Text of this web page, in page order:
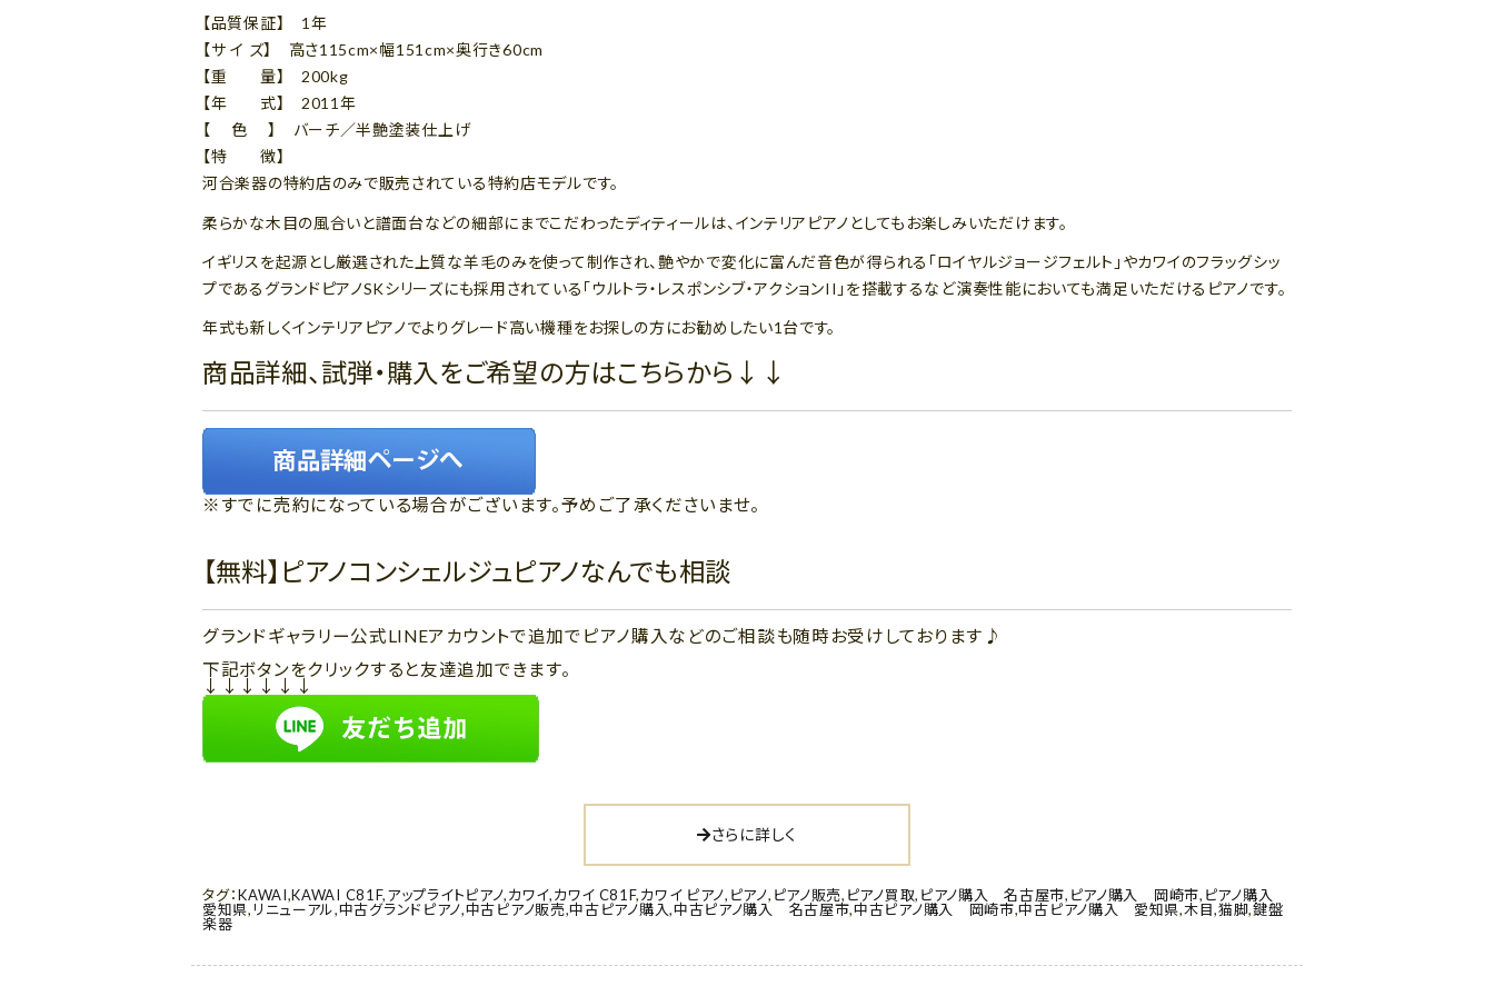
【品質保証】 1年
【サ イ ズ】 高さ115cm×幅151cm×奥行き60cm
【重 量】 200kg
【年 式】 2011年
【 色 】 バーチ／半艶塗装仕上げ
【特 徴】
河合楽器の特約店のみで販売されている特約店モデルです。
柔らかな木目の風合いと譜面台などの細部にまでこだわったディティールは、インテリアピアノとしてもお楽しみいただけます。
イギリスを起源とし厳選された上質な羊毛のみを使って制作され、艶やかで変化に富んだ音色が得られる「ロイヤルジョージフェルト」やカワイのフラッグシッ
プであるグランドピアノSKシリーズにも採用されている「ウルトラ・レスポンシブ・アクションII」を搭載するなど演奏性能においても満足いただけるピアノです。
年式も新しくインテリアピアノでよりグレード高い機種をお探しの方にお勧めしたい1台です。
商品詳細、試弾・購入をご希望の方はこちらから↓↓
※すでに売約になっている場合がございます。予めご了承くださいませ。
【無料】ピアノコンシェルジュピアノなんでも相談
グランドギャラリー公式LINEアカウントで追加でピアノ購入などのご相談も随時お受けしております♪
下記ボタンをクリックすると友達追加できます。
↓↓↓↓↓↓
さらに詳しく
タグ：KAWAI,KAWAI C81F,アップライトピアノ,カワイ,カワイ C81F,カワイ ピアノ, ピアノ, ピアノ販売, ピアノ買取, ピアノ購入 名古屋市, ピアノ購入 岡崎市, ピアノ購入
愛知県, リニューアル,中古グランドピアノ,中古ピアノ販売,中古ピアノ購入,中古ピアノ購入 名古屋市,中古ピアノ購入 岡崎市,中古ピアノ購入 愛知県,木目,猫脚,鍵盤
楽器